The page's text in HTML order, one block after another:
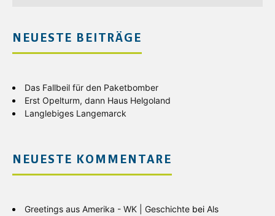
NEUESTE BEITRÄGE
Das Fallbeil für den Paketbomber
Erst Opelturm, dann Haus Helgoland
Langlebiges Langemarck
NEUESTE KOMMENTARE
Greetings aus Amerika - WK | Geschichte bei Als